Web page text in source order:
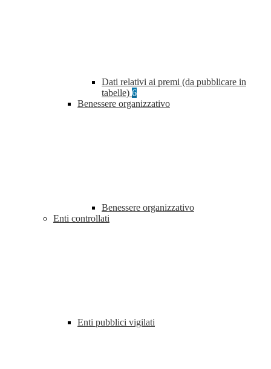
Dati relativi ai premi (da pubblicare in
tabelle) 6
Benessere organizzativo
Benessere organizzativo
Enti controllati
Enti pubblici vigilati